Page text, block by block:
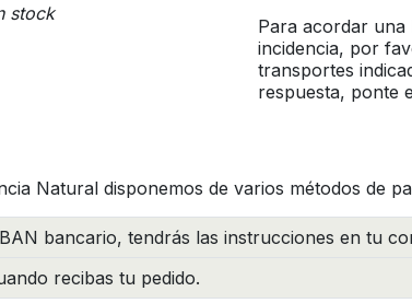
stock
Para acordar una
incidencia, por
transportes
respuesta, ponte
Natural disponemos de varios métodos de
bancario, tendrás las instrucciones en tu
recibas tu pedido.